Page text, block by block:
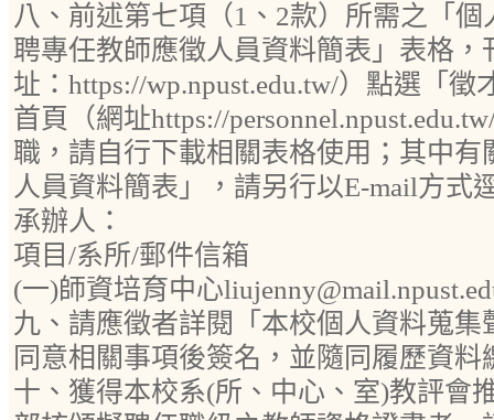
八、前述第七項（1、2款）所需之「
聘專任教師應徵人員資料簡表」表格，
址：https://wp.npust.edu.tw/）點選「
首頁（網址https://
職，請自行下載相關表格使用；其中
人員資料簡表」，請另行以E-mail方式
承辦人：
項目/系所/郵件信箱
(一)師資培育中心
九、請應徵者詳閱「本校個人資料蒐
同意相關事項後簽名，並隨同履歷資料
十、獲得本校系(所、中心、室)教評會